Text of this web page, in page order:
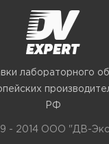
лабораторного
РФ
- 2014 ООО "ДВ-